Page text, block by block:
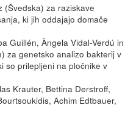
(Švedska) za raziskave
ki jih oddajajo domače
Guillén, Àngela Vidal-Verdú in
za genetsko analizo bakterij v
so prilepljeni na pločnike v
Krauter, Bettina Derstroff,
Achim Edtbauer,